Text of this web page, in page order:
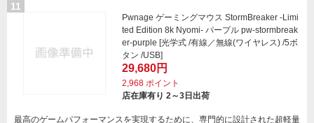
11
Pwnage ゲーミングマウス StormBreaker -Limi
ted Edition 8k Nyomi- パープル pw-stormbreak
er-purple [光学式 /有線／無線(ワイヤレス) /5ボ
タン /USB]
29,680円
2,968 ポイント
店在庫有り 2～3日出荷
最高のゲームパフォーマンスを実現するために、専門的に設計された超軽量